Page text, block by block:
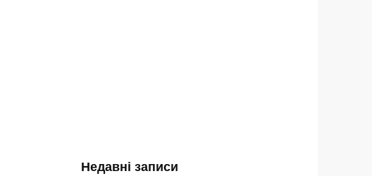
Недавні записи